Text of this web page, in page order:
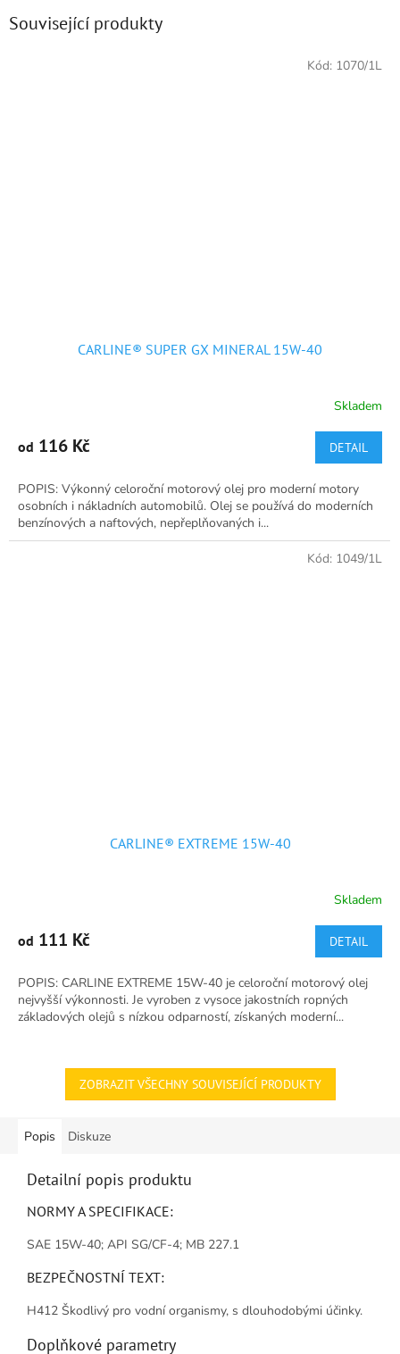
Související produkty
CARLINE® SUPER GX MINERAL 15W-40
produktu
z
5
hvězdiček.
Skladem
od 116 Kč DETAIL
POPIS: Výkonný celoroční motorový olej pro moderní motory
osobních i nákladních automobilů. Olej se používá do moderních
benzínových a naftových, nepřeplňovaných i...
Kód: 1070/1L
CARLINE® EXTREME 15W-40
produktu
z
5
hvězdiček.
Skladem
od 111 Kč DETAIL
POPIS: CARLINE EXTREME 15W-40 je celoroční motorový olej
nejvyšší výkonnosti. Je vyroben z vysoce jakostních ropných
základových olejů s nízkou odparností, získaných moderní...
Kód: 1049/1L
ZOBRAZIT VŠECHNY SOUVISEJÍCÍ PRODUKTY
Popis Diskuze
Detailní popis produktu
NORMY A SPECIFIKACE:
SAE 15W-40; API SG/CF-4; MB 227.1
BEZPEČNOSTNÍ TEXT:
H412 Škodlivý pro vodní organismy, s dlouhodobými účinky.
Doplňkové parametry